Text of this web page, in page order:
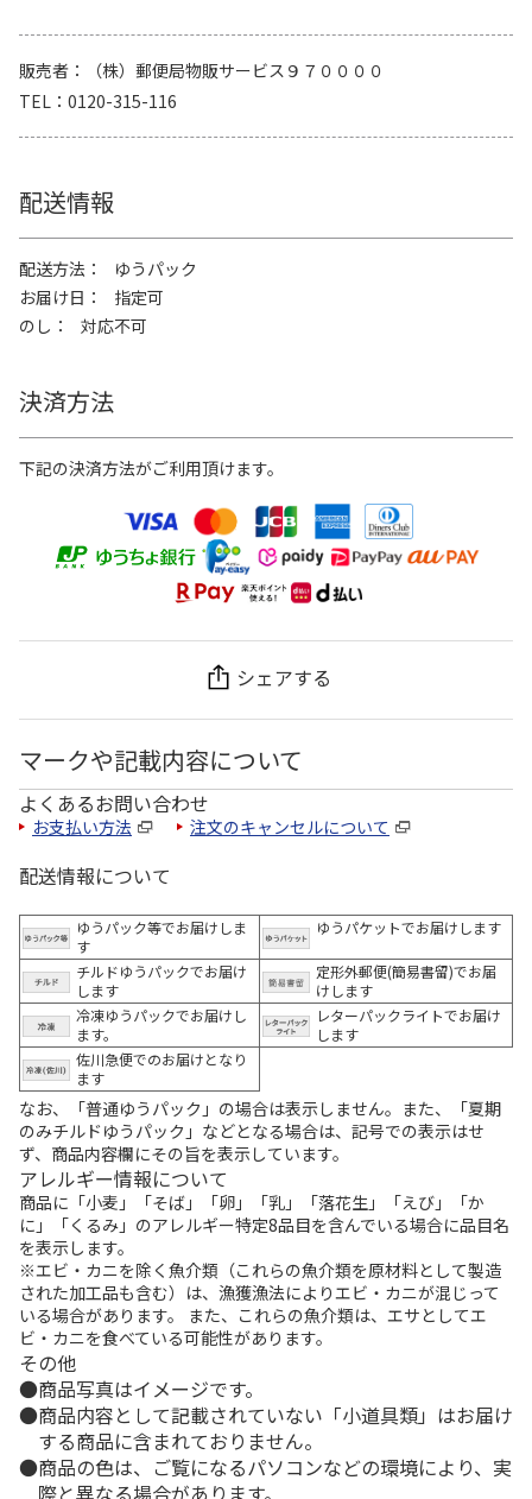
販売者
（株）郵便局物販サービス９７００００
TEL
0120-315-116
配送情報
配送方法
ゆうパック
お届け日
指定可
のし
対応不可
決済方法
下記の決済方法がご利用頂けます。
シェアする
マークや記載内容について
よくあるお問い合わせ
お支払い方法 注文のキャンセルについて
配送情報について
ゆうパック等でお届けしま
す
ゆうパケットでお届けします
チルドゆうパックでお届け
します
定形外郵便(簡易書留)でお届
けします
冷凍ゆうパックでお届けし
ます。
レターパックライトでお届け
します
佐川急便でのお届けとなり
ます
なお、「普通ゆうパック」の場合は表示しません。また、「夏期
のみチルドゆうパック」などとなる場合は、記号での表示はせ
ず、商品内容欄にその旨を表示しています。
アレルギー情報について
商品に「小麦」「そば」「卵」「乳」「落花生」「えび」「か
に」「くるみ」のアレルギー特定8品目を含んでいる場合に品目名
を表示します。
※エビ・カニを除く魚介類（これらの魚介類を原材料として製造
された加工品も含む）は、漁獲漁法によりエビ・カニが混じって
いる場合があります。 また、これらの魚介類は、エサとしてエ
ビ・カニを食べている可能性があります。
その他
商品写真はイメージです。
商品内容として記載されていない「小道具類」はお届け
する商品に含まれておりません。
商品の色は、ご覧になるパソコンなどの環境により、実
際と異なる場合があります。